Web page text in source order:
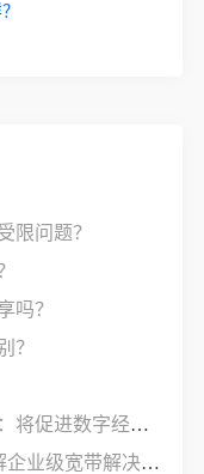
限问题？
吗？
？
中小微企业宽带和互联网专线降费：将促进数字经济发展
企业宽带≠家庭宽带，一文带您了解企业级宽带解决方案